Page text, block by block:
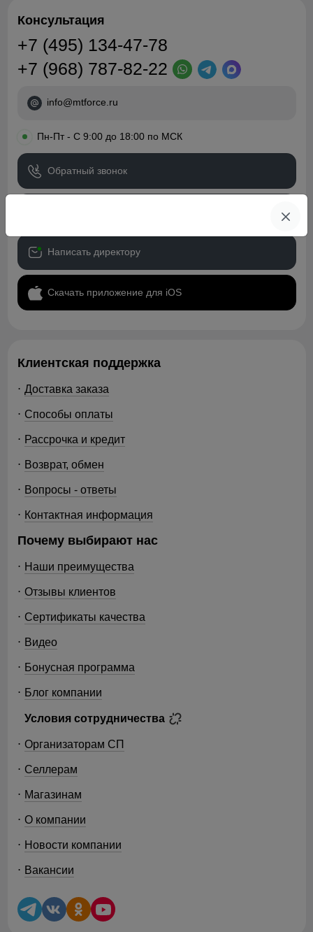
Консультация
+7 (495) 134-47-78
+7 (968) 787-82-22
info@mtforce.ru
• Пн-Пт - С 9:00 до 18:00 по МСК
Обратный звонок
Написать директору
Скачать приложение для iOS
Клиентская поддержка
Доставка заказа
Способы оплаты
Рассрочка и кредит
Возврат, обмен
Вопросы - ответы
Контактная информация
Почему выбирают нас
Наши преимущества
Отзывы клиентов
Сертификаты качества
Видео
Бонусная программа
Блог компании
Условия сотрудничества
Организаторам СП
Селлерам
Магазинам
О компании
Новости компании
Вакансии